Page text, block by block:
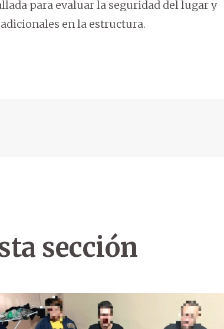
para evaluar la seguridad del lugar y
en la estructura.
sección